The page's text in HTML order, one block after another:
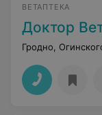
ВЕТАПТЕКА
Доктор
Гродно,